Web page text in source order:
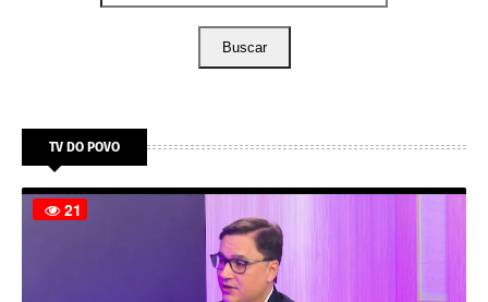
Buscar
TV DO POVO